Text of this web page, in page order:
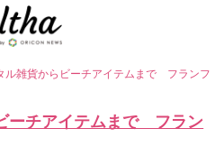
ル雑貨からビーチアイテムまで フランフ
ーチアイテムまで フラン